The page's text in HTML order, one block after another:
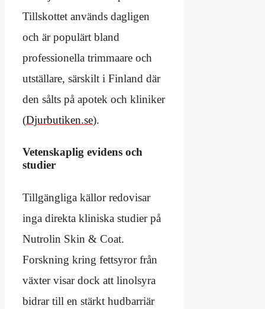
Tillskottet används dagligen
och är populärt bland
professionella trimmaare och
utställare, särskilt i Finland där
den sålts på apotek och kliniker
(Djurbutiken.se).
Vetenskaplig evidens och
studier
Tillgängliga källor redovisar
inga direkta kliniska studier på
Nutrolin Skin & Coat.
Forskning kring fettsyror från
växter visar dock att linolsyra
bidrar till en stärkt hudbarriär